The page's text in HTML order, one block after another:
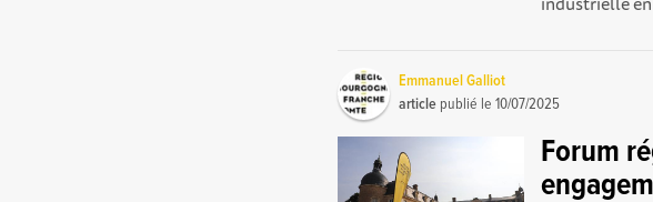
Emmanuel Galliot
article publié le10/07/2025
Forum